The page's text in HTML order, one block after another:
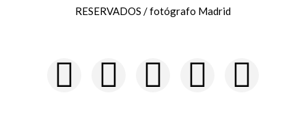
RESERVADOS / fotógrafo Madrid